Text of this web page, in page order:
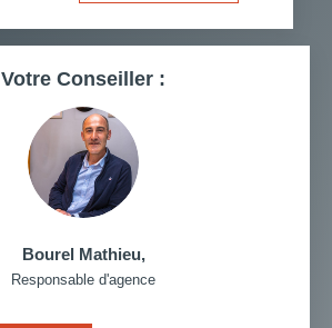
Votre Conseiller :
Bourel Mathieu,
Responsable d'agence